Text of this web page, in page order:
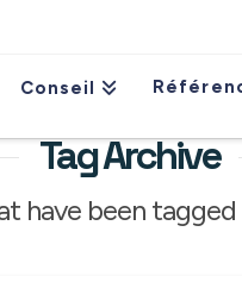
Conseil
Tag Archive
have been tagged